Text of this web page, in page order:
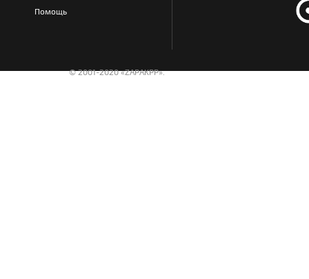
Помощь
© 2001-2020 «ZAPAKPP».